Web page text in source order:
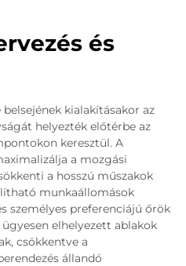
és
kialakításakor az
helyezték előtérbe az
keresztül. A
a mozgási
a hosszú műszakok
munkaállomások
személyes preferenciájú őrök
elhelyezett ablakok
csökkentve a
állandó